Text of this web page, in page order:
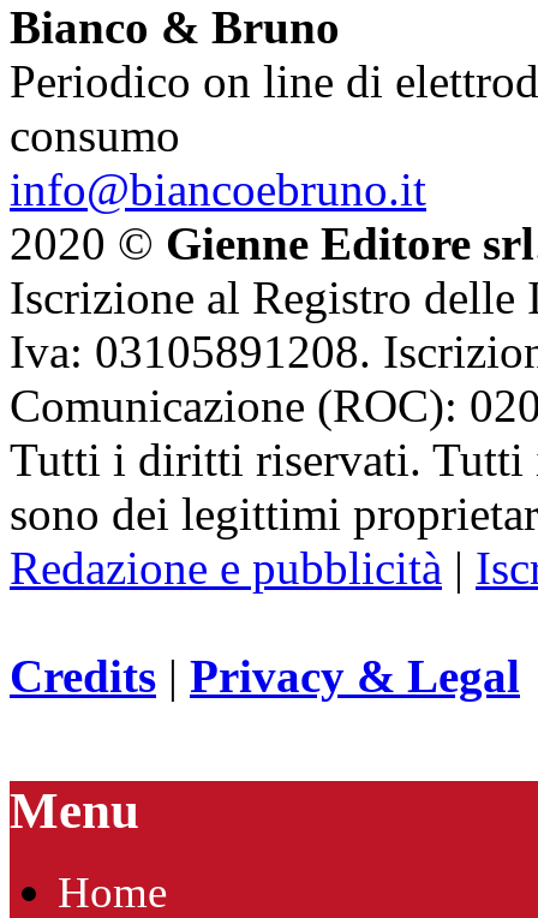
Bianco & Bruno
Periodico on line di
consumo
info@biancoebruno.it
2020 © Gienne Editore srl
Iscrizione al Registro delle
Iva: 03105891208.
Comunicazione (ROC):
Tutti i diritti riservati. Tutti
sono dei legittimi
Redazione e pubblicità |
Credits | Privacy & Legal
Menu
Home